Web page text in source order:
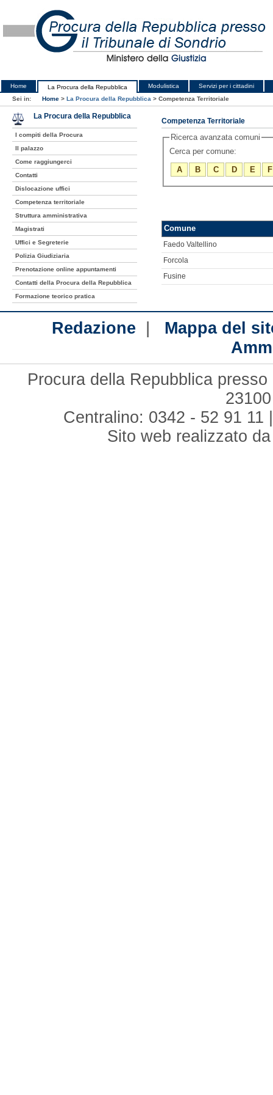
Home La Procura della Repubblica Modulistica
Servizi per i cittadini
Sei in:
Home > La Procura della Repubblica > Competenza Territoriale
Competenza Territoriale
Ricerca avanzata comuni
Cerca per comune:
A
B C D E F
Comune
Faedo Valtellino
Forcola
Fusine
La Procura della Repubblica
I compiti della Procura
Il palazzo
Come raggiungerci
Contatti
Dislocazione uffici
Competenza territoriale
Struttura amministrativa
Magistrati
Uffici e Segreterie
Polizia Giudiziaria
Prenotazione online appuntamenti
Contatti della Procura della Repubblica
Formazione teorico pratica
Redazione | Mappa del
Procura della Repubblica
Centralino: 0342 - 52 91 11
Sito web realizzato